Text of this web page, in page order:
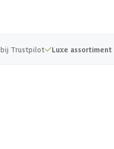
bij Trustpilot Luxe assortiment